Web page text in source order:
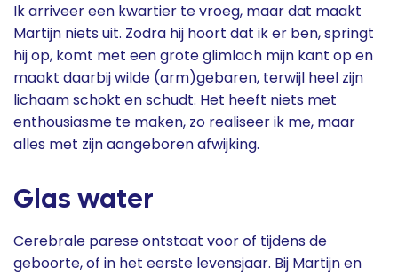
Ik arriveer een kwartier te vroeg, maar dat maakt
Martijn niets uit. Zodra hij hoort dat ik er ben, springt
hij op, komt met een grote glimlach mijn kant op en
maakt daarbij wilde (arm)gebaren, terwijl heel zijn
lichaam schokt en schudt. Het heeft niets met
enthousiasme te maken, zo realiseer ik me, maar
alles met zijn aangeboren afwijking.
Glas water
Cerebrale parese ontstaat voor of tijdens de
geboorte, of in het eerste levensjaar. Bij Martijn en